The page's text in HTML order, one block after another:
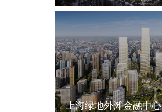
上海绿地外滩金融中心